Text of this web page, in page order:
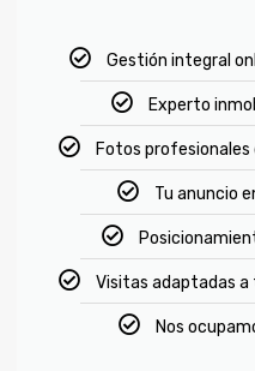
Gestión integral
Experto
Fotos
Tu anuncio
Visitas adaptadas a
Nos